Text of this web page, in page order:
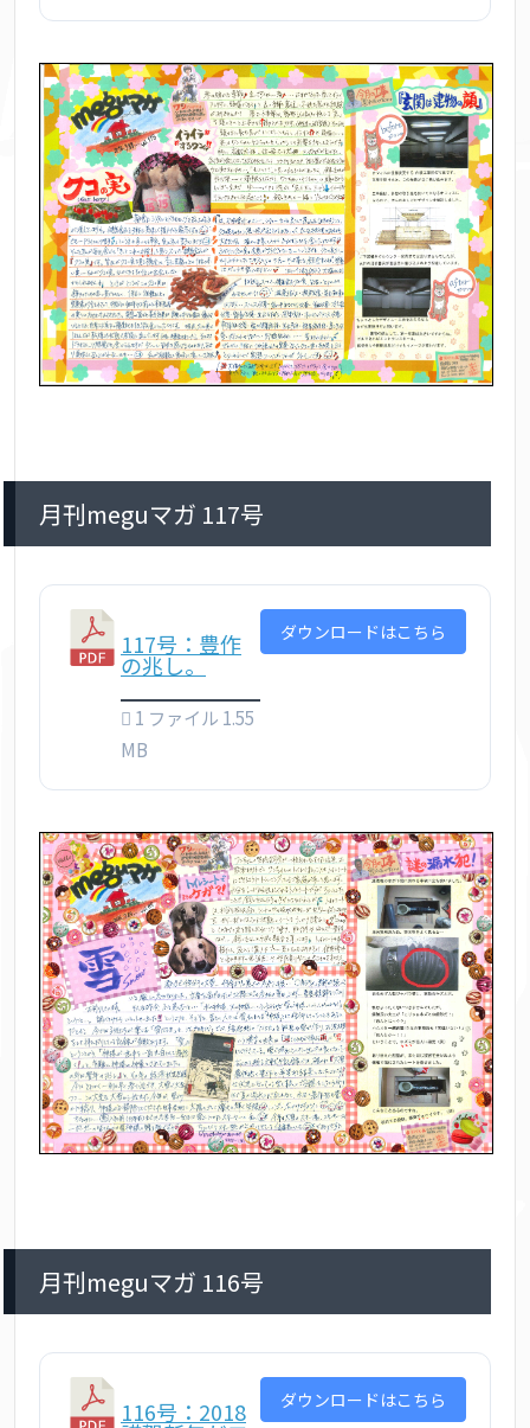
月刊meguマガ 117号
117号：豊作
の兆し。
1 ファイル 1.55
MB
ダウンロードはこちら
月刊meguマガ 116号
116号：2018 ダウンロードはこちら